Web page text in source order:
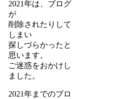
2021年は、ブログ
が
削除されたりして
しまい
探しづらかったと
思います。
ご迷惑をおかけし
ました。
2021年までのブロ